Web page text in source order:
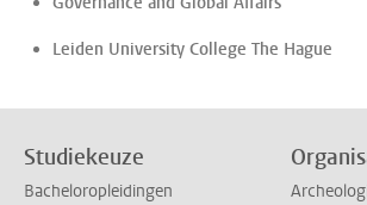
Leiden University College The Hague
Studiekeuze
Bacheloropleidingen